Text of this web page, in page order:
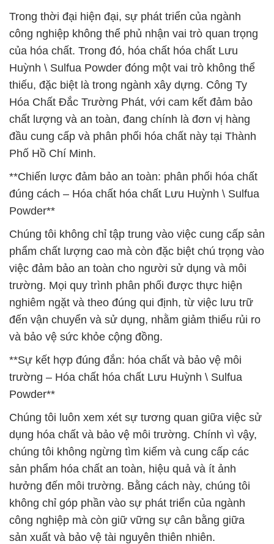
Trong thời đại hiện đại, sự phát triển của ngành
công nghiệp không thể phủ nhận vai trò quan trọng
của hóa chất. Trong đó, hóa chất hóa chất Lưu
Huỳnh \ Sulfua Powder đóng một vai trò không thể
thiếu, đặc biệt là trong ngành xây dựng. Công Ty
Hóa Chất Đắc Trường Phát, với cam kết đảm bảo
chất lượng và an toàn, đang chính là đơn vị hàng
đầu cung cấp và phân phối hóa chất này tại Thành
Phố Hồ Chí Minh.
**Chiến lược đảm bảo an toàn: phân phối hóa chất
đúng cách – Hóa chất hóa chất Lưu Huỳnh \ Sulfua
Powder**
Chúng tôi không chỉ tập trung vào việc cung cấp sản
phẩm chất lượng cao mà còn đặc biệt chú trọng vào
việc đảm bảo an toàn cho người sử dụng và môi
trường. Mọi quy trình phân phối được thực hiện
nghiêm ngặt và theo đúng qui định, từ việc lưu trữ
đến vận chuyển và sử dụng, nhằm giảm thiểu rủi ro
và bảo vệ sức khỏe cộng đồng.
**Sự kết hợp đúng đắn: hóa chất và bảo vệ môi
trường – Hóa chất hóa chất Lưu Huỳnh \ Sulfua
Powder**
Chúng tôi luôn xem xét sự tương quan giữa việc sử
dụng hóa chất và bảo vệ môi trường. Chính vì vậy,
chúng tôi không ngừng tìm kiếm và cung cấp các
sản phẩm hóa chất an toàn, hiệu quả và ít ảnh
hưởng đến môi trường. Bằng cách này, chúng tôi
không chỉ góp phần vào sự phát triển của ngành
công nghiệp mà còn giữ vững sự cân bằng giữa
sản xuất và bảo vệ tài nguyên thiên nhiên.